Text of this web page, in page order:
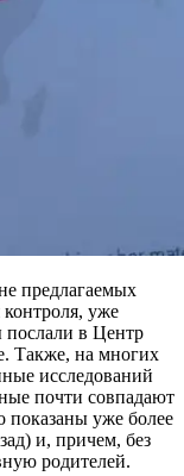
предлагаемых
уже
в Центр
Также, на многих
исследований
почти совпадают
показаны уже более
и, причем, без
родителей.